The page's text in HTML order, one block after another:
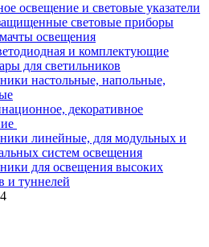
освещение и световые указатели
световые приборы
освещения
и комплектующие
для светильников
настольные, напольные,
декоративное
линейные, для модульных и
систем освещения
для освещения высоких
и туннелей